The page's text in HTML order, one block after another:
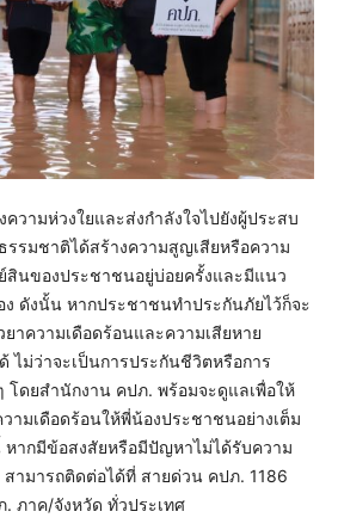
วามห่วงใยและส่งกำลังใจไปยังผู้ประสบ
รมชาติได้สร้างความสูญเสียหรือความ
สินของประชาชนอยู่บ่อยครั้งและมีแนว
ง ดังนั้น หากประชาชนทำประกันภัยไว้ก็จะ
ยาความเดือดร้อนและความเสียหาย
ไม่ว่าจะเป็นการประกันชีวิตหรือการ
โดยสำนักงาน คปภ. พร้อมจะดูแลเพื่อให้
ามเดือดร้อนให้พี่น้องประชาชนอย่างเต็ม
หากมีข้อสงสัยหรือมีปัญหาไม่ได้รับความ
ามารถติดต่อได้ที่ สายด่วน คปภ. 1186
ภาค/จังหวัด ทั่วประเทศ